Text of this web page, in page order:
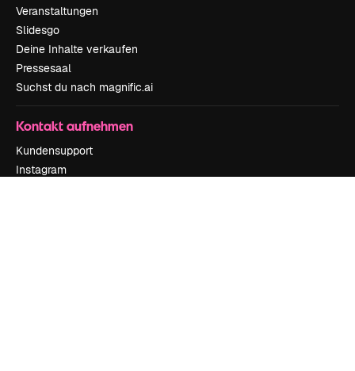
Veranstaltungen
Slidesgo
Deine Inhalte verkaufen
Pressesaal
Suchst du nach magnific.ai
Kontakt aufnehmen
Kundensupport
Instagram